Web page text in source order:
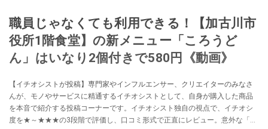
職員じゃなくても利用できる！【加古川市
役所1階食堂】の新メニュー「ころうど
ん」はいなり2個付きで580円《動画》
【イチオシストが投稿】専門家やインフルエンサー、クリエイターのみなさ
んが、モノやサービスに精通するイチオシストとして、自身が購入した商品
を本音で紹介する投稿コーナーです。イチオシスト独自の視点で、イチオシ
度を★～★★★の3段階で評価し、口コミ形式で正直にレビュー。意外な「買